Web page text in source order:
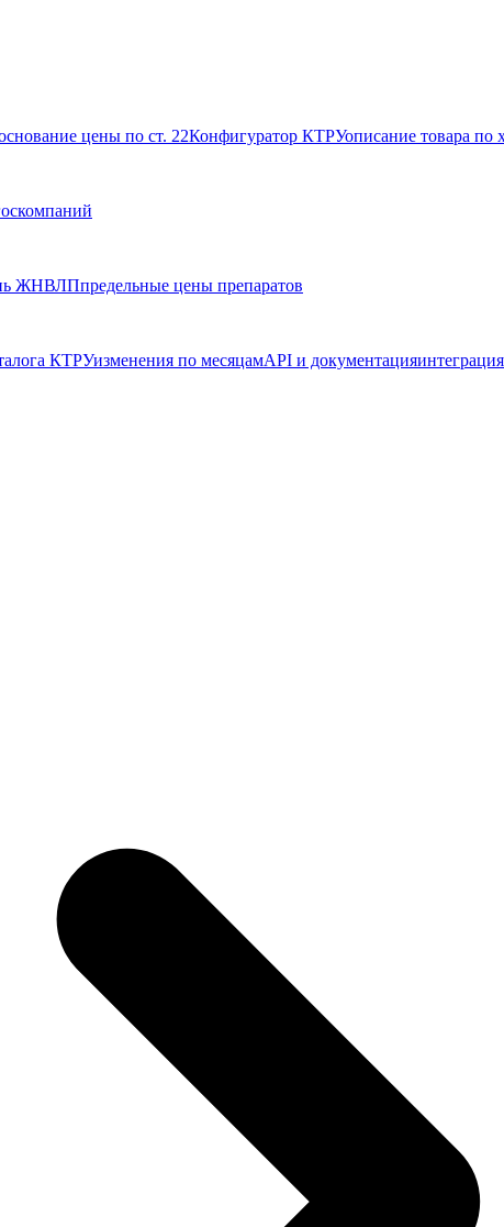
цены по ст. 22Конфигуратор КТРУописание товара по
ЖНВЛПпредельные цены препаратов
КТРУизменения по месяцамAPI и документация